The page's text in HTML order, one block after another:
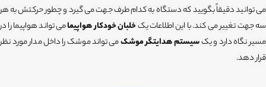
می توانید دقیقاً بگویید که دستگاه به کدام طرف جهت می گیرد و چطور حرکتش به هر
سه جهت تغییر می کند. با این اطلاعات یکخلبان خودکار هواپیمامی تواند هواپیما را در
مسیر نگاه دارد و یکسیستم هدایتگر موشکمی تواند موشک را داخل مدار مورد نظر
قرار دهد.